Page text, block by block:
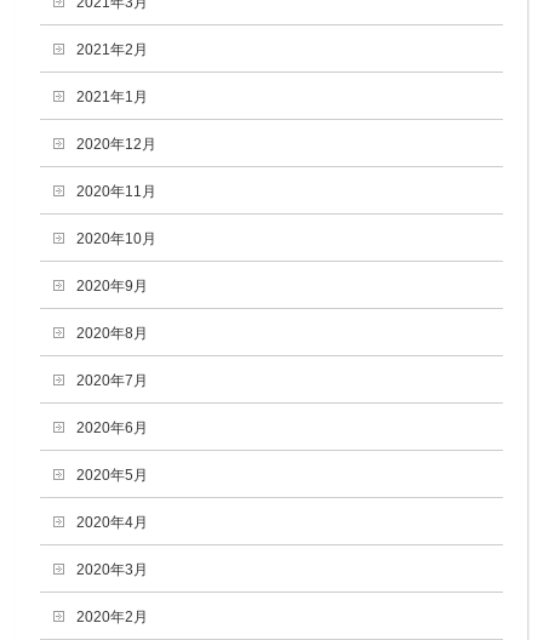
2021年2月
2021年1月
2020年12月
2020年11月
2020年10月
2020年9月
2020年8月
2020年7月
2020年6月
2020年5月
2020年4月
2020年3月
2020年2月